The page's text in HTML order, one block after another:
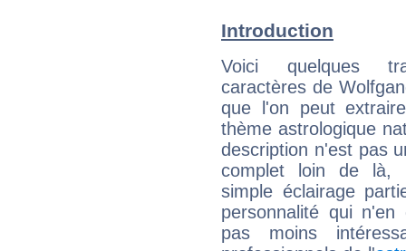
Introduction
Voici quelques
caractères de
que l'on peut
thème astrologique
description n'est pas
complet loin de là,
simple éclairage
personnalité qui n'en
pas moins